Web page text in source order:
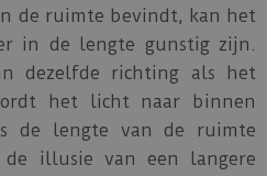
de ruimte bevindt, kan het
in de lengte gunstig zijn.
dezelfde richting als het
het licht naar binnen
de lengte van de ruimte
illusie van een langere